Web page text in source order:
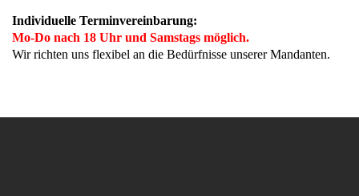
Individuelle Terminvereinbarung:
Mo-Do nach 18 Uhr und Samstags möglich.
Wir richten uns flexibel an die Bedürfnisse unserer Mandanten.